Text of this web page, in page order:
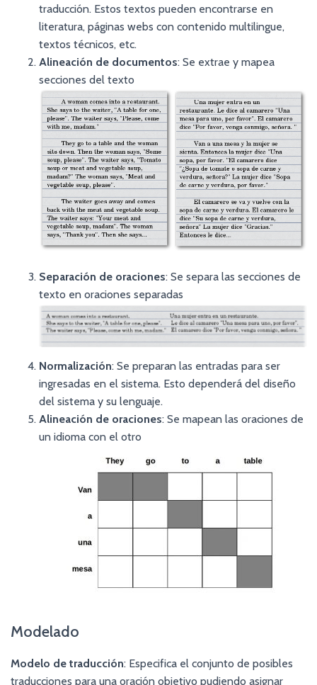
traducción. Estos textos pueden encontrarse en
literatura, páginas webs con contenido multilingue,
textos técnicos, etc.
Alineación de documentos: Se extrae y mapea
secciones del texto
Separación de oraciones: Se separa las secciones de
texto en oraciones separadas
Normalización: Se preparan las entradas para ser
ingresadas en el sistema. Esto dependerá del diseño
del sistema y su lenguaje.
Alineación de oraciones: Se mapean las oraciones de
un idioma con el otro
Modelado
Modelo de traducción: Especifica el conjunto de posibles
traducciones para una oración objetivo pudiendo asignar